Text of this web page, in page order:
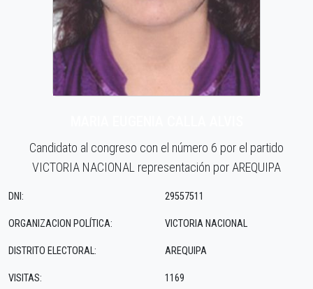
Candidato al congreso con el número 6 por el partido
VICTORIA NACIONAL representación por AREQUIPA
DNI:
ORGANIZACION POLÍTICA:
DISTRITO ELECTORAL:
VISITAS:
29557511
VICTORIA NACIONAL
AREQUIPA
1169